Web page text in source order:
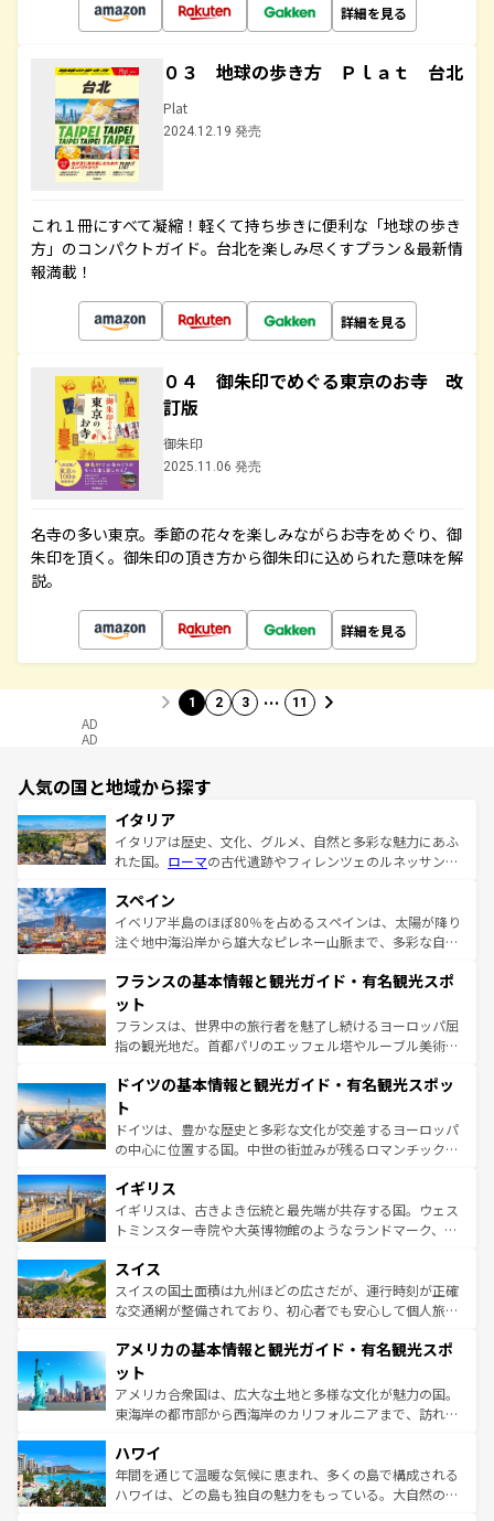
詳細を見る
０３ 地球の歩き方 Ｐｌａｔ 台北
Plat
2024.12.19 発売
これ１冊にすべて凝縮！軽くて持ち歩きに便利な「地球の歩き
方」のコンパクトガイド。台北を楽しみ尽くすプラン＆最新情
報満載！
詳細を見る
０４ 御朱印でめぐる東京のお寺 改
訂版
御朱印
2025.11.06 発売
名寺の多い東京。季節の花々を楽しみながらお寺をめぐり、御
朱印を頂く。御朱印の頂き方から御朱印に込められた意味を解
説。
詳細を見る
1 2 3 … 11
AD
AD
人気の国と地域から探す
イタリア
イタリアは歴史、文化、グルメ、自然と多彩な魅力にあふ
れた国。 ローマの古代遺跡やフィレンツェのルネッサンス
ろん、トスカーナの美しい田園風景やアマルフィ海岸の絶
景など、自然景観も見逃せない。観光の合間には、本場の
ピザやパスタなど、絶品のイタリア料理を堪能することも
ませてくれるイタリアで、忘れられない旅をしてみよう！
なお、新着のイタリア情報は
しい。
スペイン
イベリア半島のほぼ80％を占めるスペインは、太陽が降り
注ぐ地中海沿岸から雄大なピレネー山脈まで、多彩な自然
文化が根付くこの国では、情熱的なフラメンコ、熱気あふ
れる闘牛、そして美味しいタパスが生活の一部となってい
る。首都マドリードの洗練された雰囲気や、バルセロナの
アートに溢れた街角から、地方では古代ローマ遺跡や中世
せる。地方によって風土や気候が異なるスペインはその個
ンテンツ一覧 を参照してほしい。
フランスの基本情報と観光ガイド・有名観光スポ
ット
フランスは、世界中の旅行者を魅了し続けるヨーロッパ屈
指の観光地だ。首都パリのエッフェル塔やルーブル美術館
で、幅広い魅力が詰まっている。華麗な宮殿、歴史的な大
聖堂、美しいビーチ、そして豊かな自然が、訪れる者を心
から魅了する。また、フランスは美食の国としても知ら
れ、フランス料理はユネスコ無形文化遺産にも登録されて
香り高いラベンダー畑など、多彩な楽しみ方が可能だ。さ
らに、パリ以外の地域にも魅力が溢れており、どの街角に
も豊かな歴史と文化が息づいている。パリ以外の個性あふ
を参照してほしい。
ドイツの基本情報と観光ガイド・有名観光スポッ
ト
ドイツは、豊かな歴史と多彩な文化が交差するヨーロッパ
の中心に位置する国。中世の街並みが残るロマンチック街
顔を持つこの国は、どこを歩いても飽きることがない。ベ
ルリンの文化的活気、バイエルン州のアルプスの絶景、そ
してライン川沿いのワイン畑といった風景は必見。ビール
は、お酒好きな人にはぜひ体験してほしい。 なお、新着の
ドイツ情報はコンテンツ一覧を参照してほしい。
イギリス
イギリスは、古きよき伝統と最先端が共存する国。ウェス
トミンスター寺院や大英博物館のようなランドマーク、歴
リアごとに異なる魅力がある。また、優雅なアフタヌーン
ティー、ビール好きにはたまらない英国パブ、サッカー観
戦など、本場だからこそできる体験も豊富。イギリスを旅
ンツ一覧を参照してほしい。
スイス
スイスの国土面積は九州ほどの広さだが、運行時刻が正確
な交通網が整備されており、初心者でも安心して個人旅行
の建物がそのまま残る町や、スイスならではのユニークな
博物館もあり、アルプス観光だけでなく町歩きも満喫する
ことができる。国民の所得が高いため物価も高いが、旅行
者向けの交通パス提供のサービスもあり、うまく活用すれ
着のスイス情報は
アメリカの基本情報と観光ガイド・有名観光スポ
ット
アメリカ合衆国は、広大な土地と多様な文化が魅力の国。
東海岸の都市部から西海岸のカリフォルニアまで、訪れる
のような巨大都市は、観光、ショッピング、エンターテイ
ンメントが詰まった刺激的なスポットだ。一方、アメリカ
西部には大自然が広がり、グランドキャニオンやイエロー
ハワイ
年間を通じて温暖な気候に恵まれ、多くの島で構成される
ハワイは、どの島も独自の魅力をもっている。大自然の神